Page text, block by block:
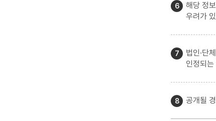
해당 정
우려가
법인·단
인정되
공개될